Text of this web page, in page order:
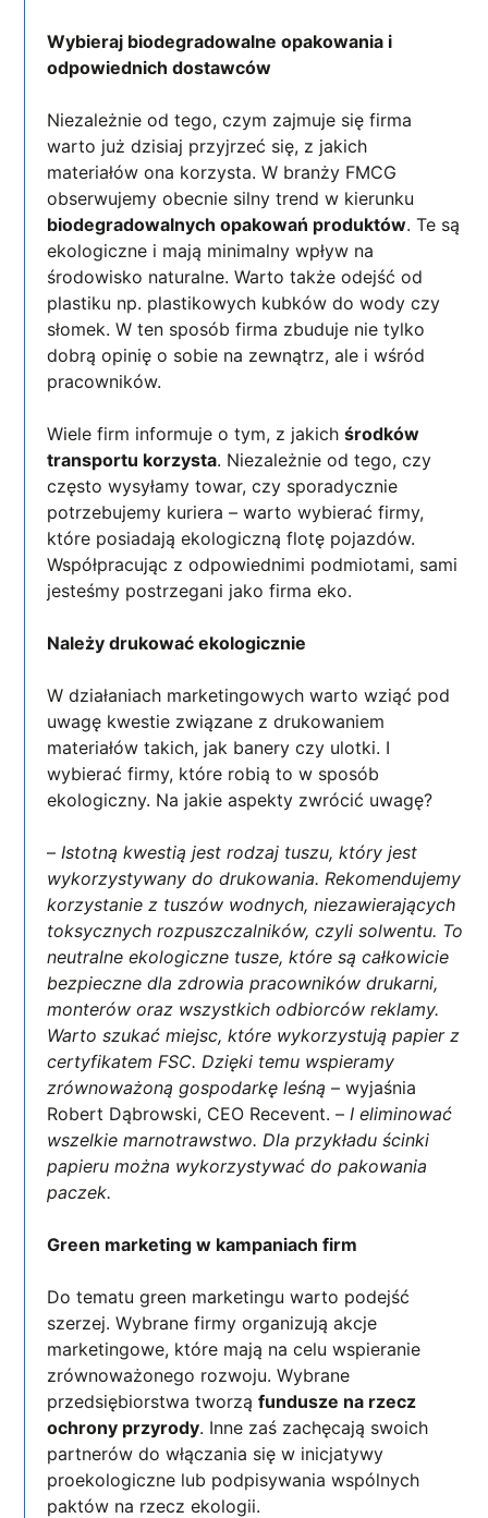
Wybieraj biodegradowalne opakowania i
odpowiednich dostawców
Niezależnie od tego, czym zajmuje się firma
warto już dzisiaj przyjrzeć się, z jakich
materiałów ona korzysta. W branży FMCG
obserwujemy obecnie silny trend w kierunku
biodegradowalnych opakowań produktów. Te są
ekologiczne i mają minimalny wpływ na
środowisko naturalne. Warto także odejść od
plastiku np. plastikowych kubków do wody czy
słomek. W ten sposób firma zbuduje nie tylko
dobrą opinię o sobie na zewnątrz, ale i wśród
pracowników.
Wiele firm informuje o tym, z jakichśrodków
transportu korzysta. Niezależnie od tego, czy
często wysyłamy towar, czy sporadycznie
potrzebujemy kuriera – warto wybierać firmy,
które posiadają ekologiczną flotę pojazdów.
Współpracując z odpowiednimi podmiotami, sami
jesteśmy postrzegani jako firma eko.
Należy drukować ekologicznie
W działaniach marketingowych warto wziąć pod
uwagę kwestie związane z drukowaniem
materiałów takich, jak banery czy ulotki. I
wybierać firmy, które robią to w sposób
ekologiczny. Na jakie aspekty zwrócić uwagę?
– Istotną kwestią jest rodzaj tuszu, który jest
wykorzystywany do drukowania. Rekomendujemy
korzystanie z tuszów wodnych, niezawierających
toksycznych rozpuszczalników, czyli solwentu. To
neutralne ekologiczne tusze, które są całkowicie
bezpieczne dla zdrowia pracowników drukarni,
monterów oraz wszystkich odbiorców reklamy.
Warto szukać miejsc, które wykorzystują papier z
certyfikatem FSC. Dzięki temu wspieramy
zrównoważoną gospodarkę leśną– wyjaśnia
Robert Dąbrowski, CEO Recevent. – I eliminować
wszelkie marnotrawstwo. Dla przykładu ścinki
papieru można wykorzystywać do pakowania
paczek.
Green marketing w kampaniach firm
Do tematu green marketingu warto podejść
szerzej. Wybrane firmy organizują akcje
marketingowe, które mają na celu wspieranie
zrównoważonego rozwoju. Wybrane
przedsiębiorstwa tworząfundusze na rzecz
ochrony przyrody. Inne zaś zachęcają swoich
partnerów do włączania się w inicjatywy
proekologiczne lub podpisywania wspólnych
paktów na rzecz ekologii.